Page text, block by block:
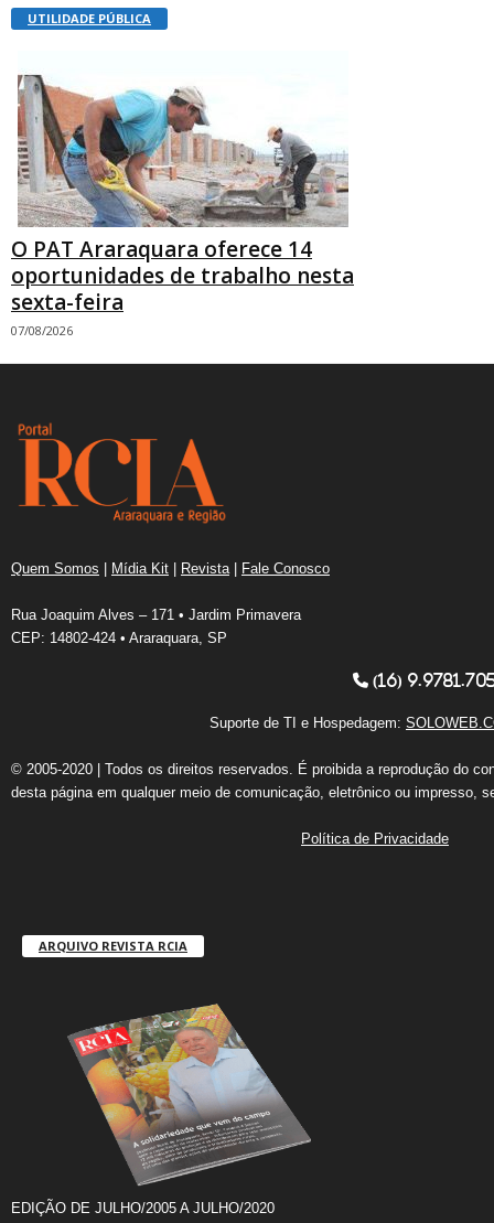
UTILIDADE PÚBLICA
O PAT Araraquara oferece 14
oportunidades de trabalho nesta
sexta-feira
07/08/2026
Quem Somos | Mídia Kit | Revista | Fale Conosco
Rua Joaquim Alves – 171 • Jardim Primavera
CEP: 14802-424 • Araraquara, SP
(16)
Suporte de TI e Hospedagem:
© 2005-2020 | Todos os direitos reservados. É proibida a reprodução do
desta página em qualquer meio de comunicação, eletrônico ou impresso,
Política de Privacidade
ARQUIVO REVISTA RCIA
EDIÇÃO DE JULHO/2005 A JULHO/2020